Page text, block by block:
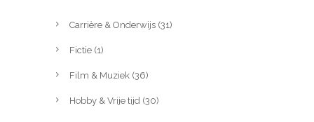
Carrière & Onderwijs (31)
Fictie (1)
Film & Muziek (36)
Hobby & Vrije tijd (30)